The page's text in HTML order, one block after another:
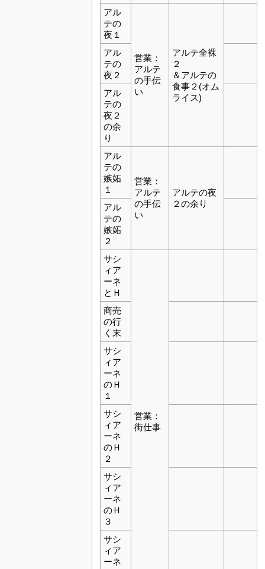
アル
テの
夜１
営業：
アルテ
の手伝
い
アルテ全裸
２
＆アルテの
食事２(オム
ライス)
アル
テの
夜２
アル
テの
夜２
の余
り
アル
テの
嫉妬
１
営業：
アルテ
の手伝
い
アルテの夜
２の余り
アル
テの
嫉妬
２
サシ
ィア
ーネ
とＨ
営業：
街仕事
商売
の行
く末
サシ
ィア
ーネ
のＨ
１
サシ
ィア
ーネ
のＨ
２
サシ
ィア
ーネ
のＨ
３
サシ
ィア
ーネ